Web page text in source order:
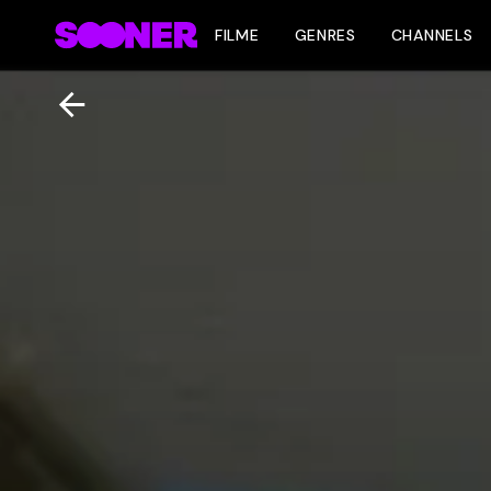
FILME GENRES CHANNELS